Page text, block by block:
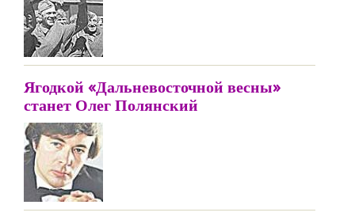
Ягодкой «Дальневосточной весны»
станет Олег Полянский